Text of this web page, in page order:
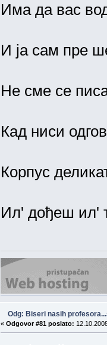
Има да вас
И ја сам пре
Не сме се
Кад ниси
Корпус
Ил' дођеш ил'
Odg: Biseri nasih
« Odgovor #81 poslato: